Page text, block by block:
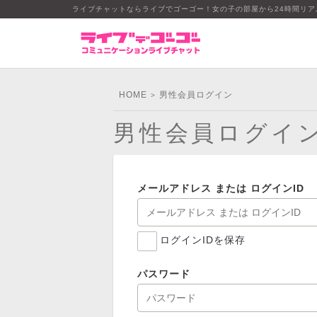
ライブチャットならライブでゴーゴー！女の子の部屋から24時間リ
HOME > 男性会員ログイン
男性会員ログイ
メールアドレス または ログインID
ログインIDを保存
パスワード